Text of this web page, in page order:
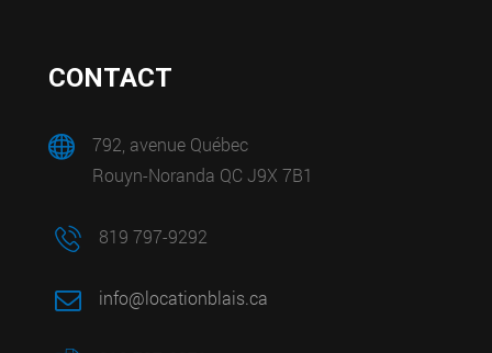
CONTACT
792, avenue Québec
Rouyn-Noranda QC J9X 7B1
819 797-9292
info@locationblais.ca